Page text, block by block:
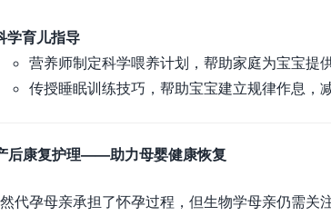
学育儿指导
营养师制定科学喂养计划，帮助家庭为宝宝提
传授睡眠训练技巧，帮助宝宝建立规律作息，
后康复护理——助力母婴健康恢复
代孕母亲承担了怀孕过程，但生物学母亲仍需关